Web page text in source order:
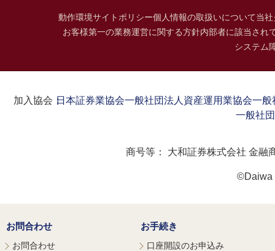
動作環境サイトポリシー個人情報の取扱いについて当
お客様第一の業務運営に関する方針内部者に該当され
システム
加入協会：日本証券業協会一般社団法人資産運用業協会一般
一般社
商号等： 大和証券株式会社 金融
©Daiwa
お問合わせ
お問合わせ
お手続き
口座開設のお申込み